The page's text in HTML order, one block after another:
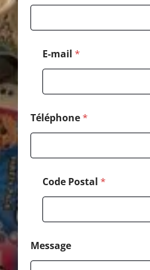
o
e
E-mail *
Téléphone*
Code Postal *
Message